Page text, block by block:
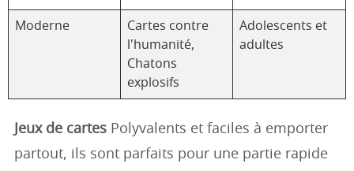
Moderne
Cartes contre
l'humanité,
Chatons
explosifs
Adolescents et
adultes
Jeux de cartes Polyvalents et faciles à emporter
partout, ils sont parfaits pour une partie rapide